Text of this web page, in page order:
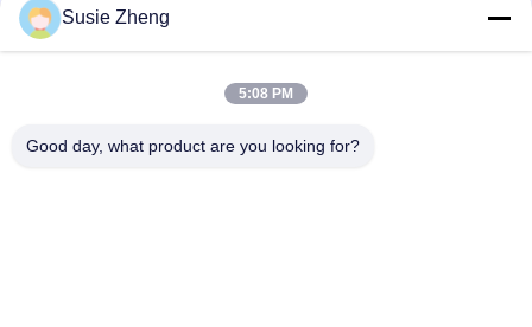
Baumwolle flacher Bill Gorras 3D stickte Hysteresen-Hüte für
Männer
Customized Design black embroidery national flag special
Susie Zheng
5:08 PM
Good day, what product are you looking for?